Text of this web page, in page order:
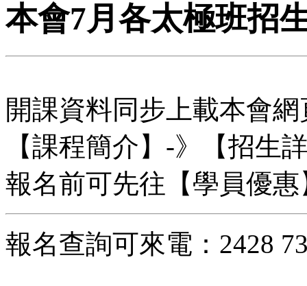
本會7月各太極班招
開課資料同步上載本會網
【課程簡介】-》【招生
報名前可先往【學員優惠
報名查詢可來電：2428